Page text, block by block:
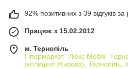
92% позитивних з 39 відгуків за
Працює з 15.02.2012
м. Тернопіль
Гіпермаркет "Люкс Меблі"
(колишня Живова), Тернопіль,